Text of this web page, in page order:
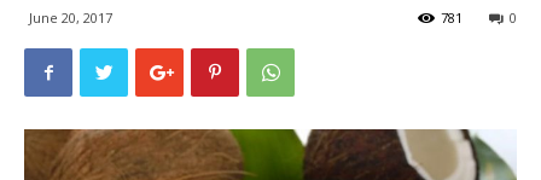
June 20, 2017 0
781